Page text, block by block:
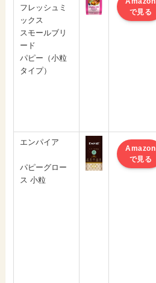
フレッシュミ
ックス
スモールブリ
ード
パピー（小粒
タイプ）
で見る
エンパイア
パピーグロー
ス 小粒
Amazon
で見る